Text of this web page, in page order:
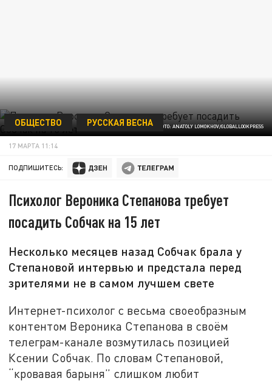
ФОТО: ANATOLY LOMOKHOV/GLOBALLOOKPRESS
ОБЩЕСТВО РУССКАЯ ВЕСНА
17 МАРТА 11:14
ПОДПИШИТЕСЬ:
Психолог Вероника Степанова требует
посадить Собчак на 15 лет
Несколько месяцев назад Собчак брала у
Степановой интервью и предстала перед
зрителями не в самом лучшем свете
Интернет-психолог с весьма своеобразным
контентом Вероника Степанова в своём
телеграм-канале возмутилась позицией
Ксении Собчак. По словам Степановой,
“кровавая барыня” слишком любит